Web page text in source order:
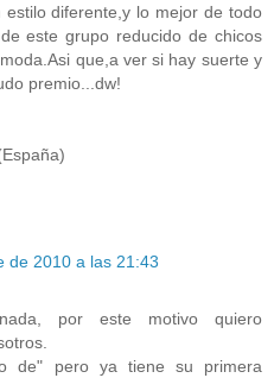
diferente,y lo mejor de todo
este grupo reducido de chicos
que,a ver si hay suerte y
premio...dw!
de 2010 a las 21:43
por este motivo quiero
de" pero ya tiene su primera